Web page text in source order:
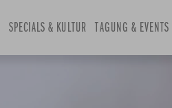
SPECIALS & KULTUR TAGUNG & EVENTS